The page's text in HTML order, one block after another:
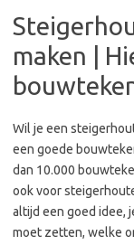
maken |
Wil je een
een goede
dan 10.000
ook voor
altijd een goed idee,
moet zetten, welke